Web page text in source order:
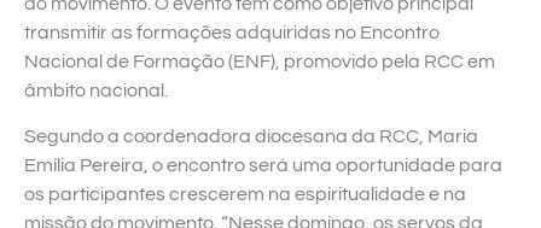
transmitir as formações adquiridas no Encontro
Nacional de Formação (ENF), promovido pela RCC em
âmbito nacional.
Segundo a coordenadora diocesana da RCC, Maria
Emília Pereira, o encontro será uma oportunidade para
os participantes crescerem na espiritualidade e na
missão do movimento. “Nesse domingo, os servos da